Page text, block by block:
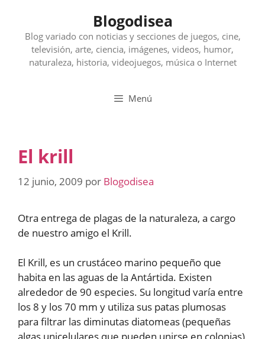
contenido
Blogodisea
Blog variado con noticias y secciones de juegos, cine,
televisión, arte, ciencia, imágenes, videos, humor,
naturaleza, historia, videojuegos, música o Internet
Menú
El krill
12 junio, 2009 por Blogodisea
Otra entrega de plagas de la naturaleza, a cargo
de nuestro amigo el Krill.
El Krill, es un crustáceo marino pequeño que
habita en las aguas de la Antártida. Existen
alrededor de 90 especies. Su longitud varía entre
los 8 y los 70 mm y utiliza sus patas plumosas
para filtrar las diminutas diatomeas (pequeñas